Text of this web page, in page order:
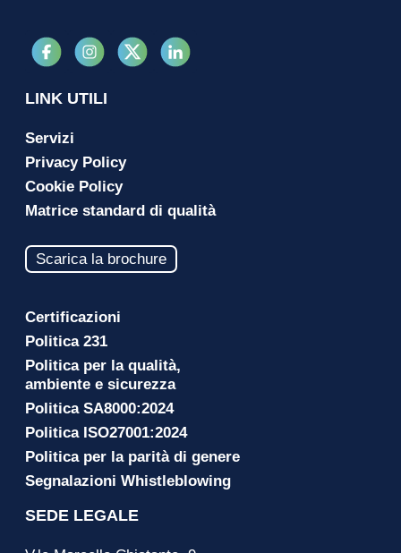
LINK UTILI
Servizi
Privacy Policy
Cookie Policy
Matrice standard di qualità
Scarica la brochure
Certificazioni
Politica 231
Politica per la qualità,
ambiente e sicurezza
Politica SA8000:2024
Politica ISO27001:2024
Politica per la parità di genere
Segnalazioni Whistleblowing
SEDE LEGALE